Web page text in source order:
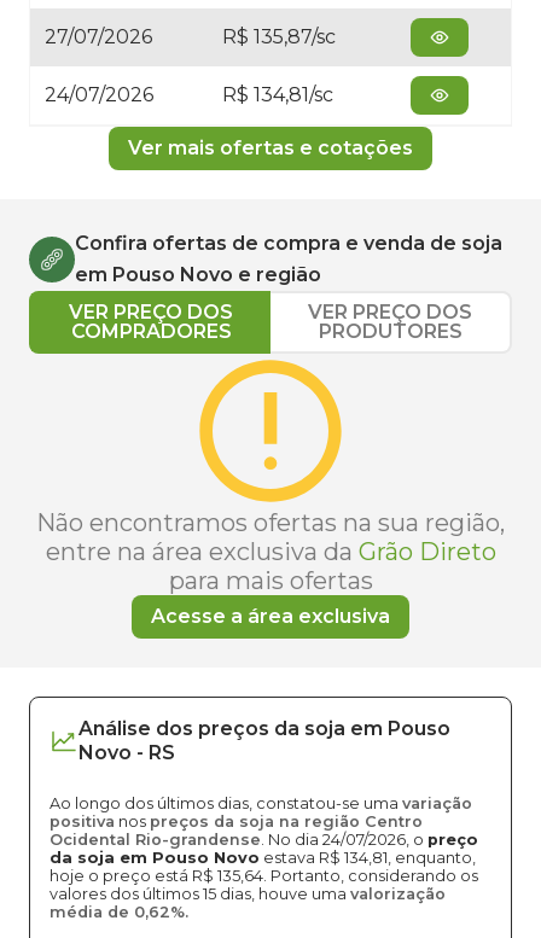
27/07/2026 R$ 135,87/sc
24/07/2026 R$ 134,81/sc
Ver mais ofertas e cotações
Confira ofertas de compra e venda de soja
em Pouso Novo e região
VER PREÇO DOS
COMPRADORES
VER PREÇO DOS
PRODUTORES
Não encontramos ofertas na sua região,
entre na área exclusiva da Grão Direto
para mais ofertas
Acesse a área exclusiva
Análise dos preços da soja em Pouso
Novo - RS
Ao longo dos últimos dias, constatou-se uma variação
positiva nos preços da soja na região Centro
Ocidental Rio-grandense. No dia 24/07/2026, o preço
da soja em Pouso Novo estava R$ 134,81, enquanto,
hoje o preço está R$ 135,64. Portanto, considerando os
valores dos últimos 15 dias, houve uma valorização
média de 0,62%.